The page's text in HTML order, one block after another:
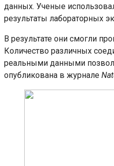
данных. Ученые
результаты лабораторных
В результате они смогли
Количество различных
реальными данными
опубликована в журнале